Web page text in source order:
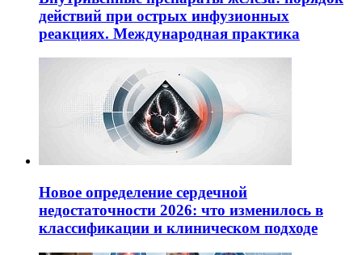
действий при острых инфузионных
реакциях. Международная практика
Новое определение сердечной
недостаточности 2026: что изменилось в
классификации и клиническом подходе